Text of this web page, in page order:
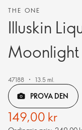
THE ONE
Illuskin
Moonlight
47188 13.5 ml.
PROVA DEN
149,00 kr